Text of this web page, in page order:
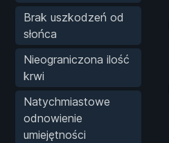
Brak uszkodzeń od
słońca
Nieograniczona ilość
krwi
Natychmiastowe
odnowienie
umiejętności